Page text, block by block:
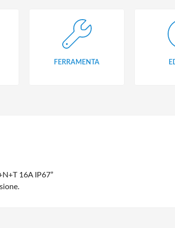
FERRAMENTA
16A IP67”